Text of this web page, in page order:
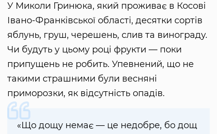
У Миколи Гринюка, який проживає в Косові
Івано-Франківської області, десятки сортів
яблунь, груш, черешень, слив та винограду.
Чи будуть у цьому році фрукти — поки
припущень не робить. Упевнений, що не
такими страшними були весняні
приморозки, як відсутність опадів.
«Що дощу немає — це недобре, бо дощ